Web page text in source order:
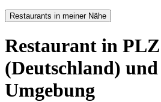
Restaurants in meiner Nähe
Restaurant in PLZ
(Deutschland) und
Umgebung